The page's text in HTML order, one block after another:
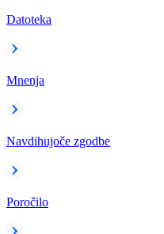
Datoteka
Mnenja
Navdihujoče zgodbe
Poročilo